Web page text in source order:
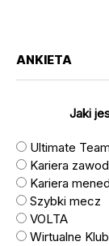
ANKIETA
Jaki
Ultimate Team
Kariera
Kariera
Szybki mecz
VOLTA
Wirtualne